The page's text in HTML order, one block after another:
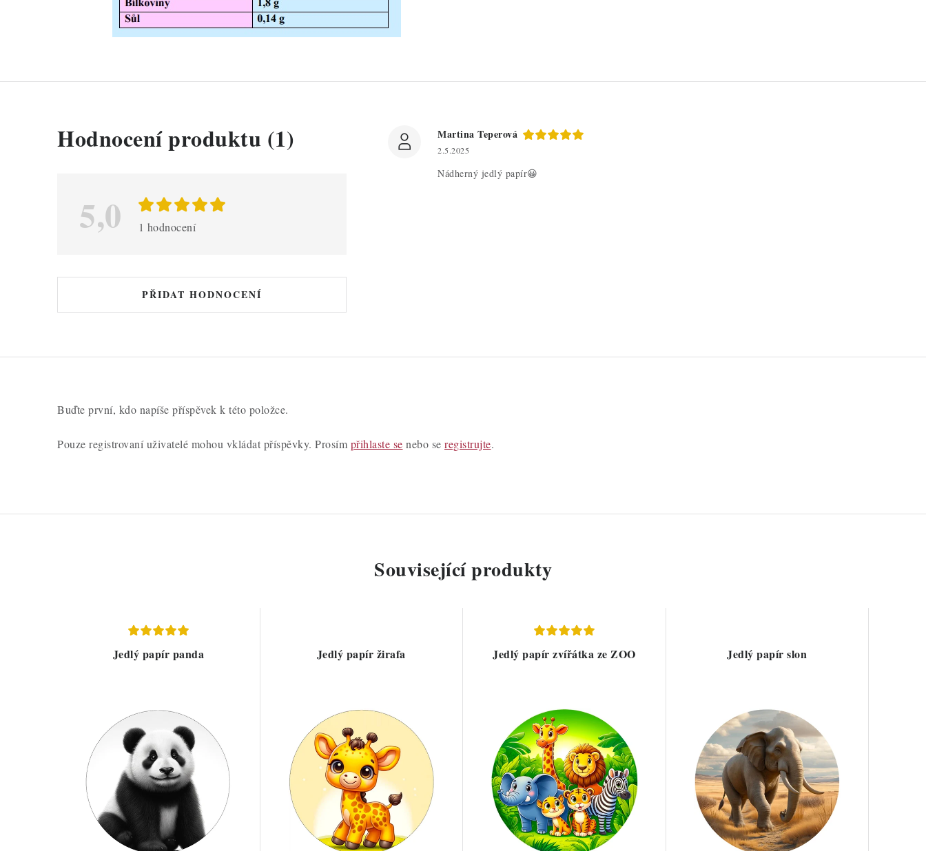
Hodnocení produktu (1)
5,0 1 hodnocení
PŘIDAT HODNOCENÍ
V
o
n
c
n
Martina Teperová
2.5.2025
Nádherný jedlý papír😀
Buďte první, kdo napíše příspěvek k této položce.
Pouze registrovaní uživatelé mohou vkládat příspěvky. Prosím přihlaste se nebo se registrujte.
Související produkty
Jedlý papír panda Jedlý papír žirafa Jedlý papír zvířátka ze ZOO Jedlý papír slon